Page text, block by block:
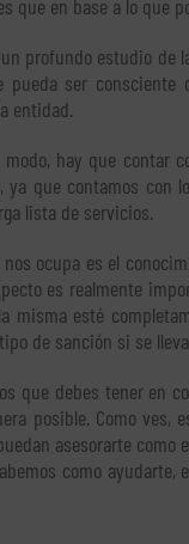
que en base a lo que
profundo estudio
pueda ser
entidad.
hay que contar
ya que contamos
lista de servicios.
ocupa es el
es realmente
misma esté
de sanción si se
que debes tener en
posible. Como ves,
asesorarte como
como ayudarte,